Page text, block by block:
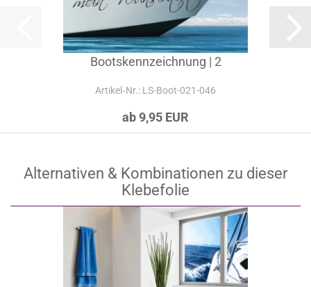
Bootskennzeichnung | 2
Artikel‑Nr.: LS-Boot-021-046
ab 9,95 EUR
Alternativen & Kombinationen zu dieser
Klebefolie